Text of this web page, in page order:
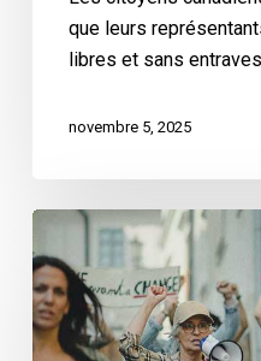
que leurs
libres et sans
novembre 5, 2025
L’adoption
du
projet
de
loi